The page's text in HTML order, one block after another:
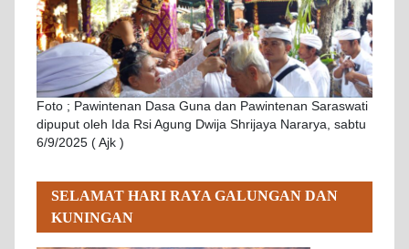
Foto ; Pawintenan Dasa Guna dan Pawintenan Saraswati
dipuput oleh Ida Rsi Agung Dwija Shrijaya Nararya, sabtu
6/9/2025 ( Ajk )
SELAMAT HARI RAYA GALUNGAN DAN
KUNINGAN